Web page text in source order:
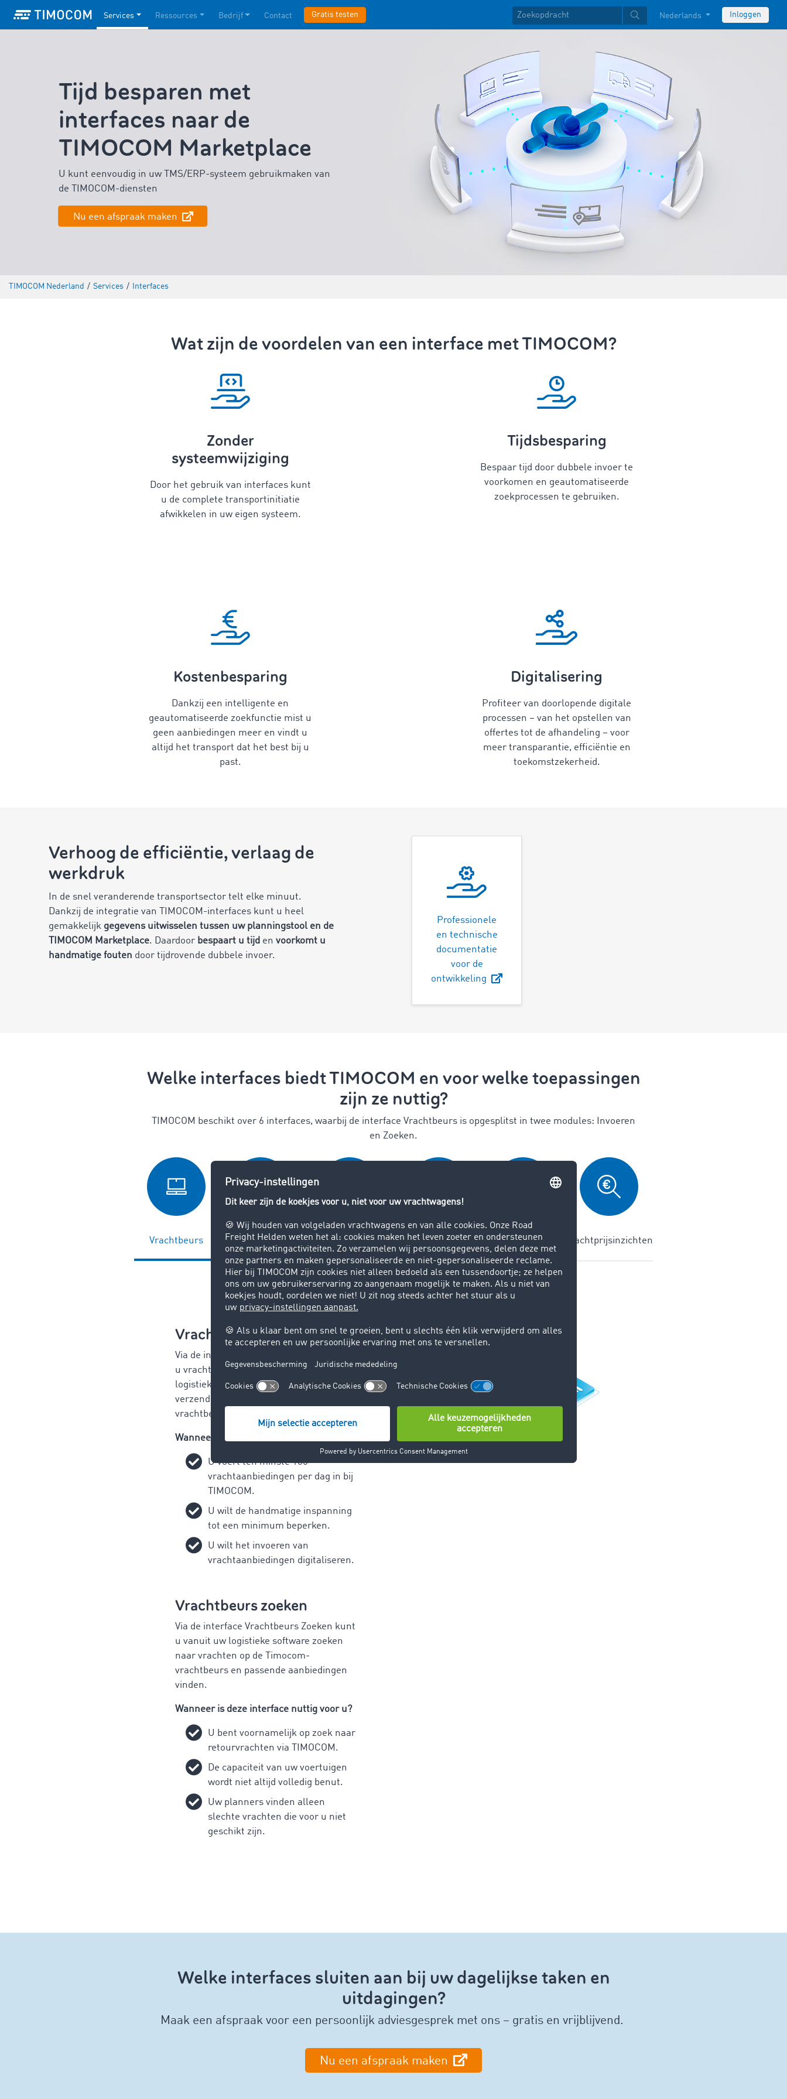
Services Ressources Bedrijf Contact Gratis testen Nederlands Inloggen
Tijd besparen met
interfaces naar de
TIMOCOM Marketplace
U kunt eenvoudig in uw TMS/ERP-systeem gebruikmaken van
de TIMOCOM-diensten
Nu een afspraak maken
TIMOCOM Nederland / Services / Interfaces
Wat zijn de voordelen van een interface met TIMOCOM?
Zonder
systeemwijziging
Door het gebruik van interfaces kunt
u de complete transportinitiatie
afwikkelen in uw eigen systeem.
Tijdsbesparing
Bespaar tijd door dubbele invoer te
voorkomen en geautomatiseerde
zoekprocessen te gebruiken.
Kostenbesparing
Dankzij een intelligente en
geautomatiseerde zoekfunctie mist u
geen aanbiedingen meer en vindt u
altijd het transport dat het best bij u
past.
Digitalisering
Profiteer van doorlopende digitale
processen – van het opstellen van
offertes tot de afhandeling – voor
meer transparantie, efficiëntie en
toekomstzekerheid.
Verhoog de efficiëntie, verlaag de
werkdruk
In de snel veranderende transportsector telt elke minuut.
Dankzij de integratie van TIMOCOM-interfaces kunt u heel
gemakkelijk gegevens uitwisselen tussen uw planningstool en de
TIMOCOM Marketplace. Daardoor bespaart u tijd envoorkomt u
handmatige fouten door tijdrovende dubbele invoer.
Professionele
en technische
documentatie
voor de
ontwikkeling
Welke interfaces biedt TIMOCOM en voor welke toepassingen
zijn ze nuttig?
TIMOCOM beschikt over 6 interfaces, waarbij de interface Vrachtbeurs is opgesplitst in twee modules: Invoeren
en Zoeken.
Vrachtbeurs Bedrijfsprofielen Transportopdrachten Zending volgen Tracking Vrachtprijsinzichten
Vrachtbeurs invoer
Via de interface Vrachtbeurs Invoer kunt
u vrachtaanbiedingen aanmaken in uw
logistieke software en van daaruit
verzenden naar de TIMOCOM-
vrachtbeurs.
Wanneer is deze interface nuttig voor u?
U voert ten minste 100
vrachtaanbiedingen per dag in bij
TIMOCOM.
U wilt de handmatige inspanning
tot een minimum beperken.
U wilt het invoeren van
vrachtaanbiedingen digitaliseren.
Vrachtbeurs zoeken
Via de interface Vrachtbeurs Zoeken kunt
u vanuit uw logistieke software zoeken
naar vrachten op de Timocom-
vrachtbeurs en passende aanbiedingen
vinden.
Wanneer is deze interface nuttig voor u?
U bent voornamelijk op zoek naar
retourvrachten via TIMOCOM.
De capaciteit van uw voertuigen
wordt niet altijd volledig benut.
Uw planners vinden alleen
slechte vrachten die voor u niet
geschikt zijn.
Welke interfaces sluiten aan bij uw dagelijkse taken en
uitdagingen?
Maak een afspraak voor een persoonlijk adviesgesprek met ons – gratis en vrijblijvend.
Nu een afspraak maken